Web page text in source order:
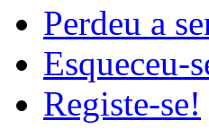
Perdeu a
Esqueceu-
Registe-se!